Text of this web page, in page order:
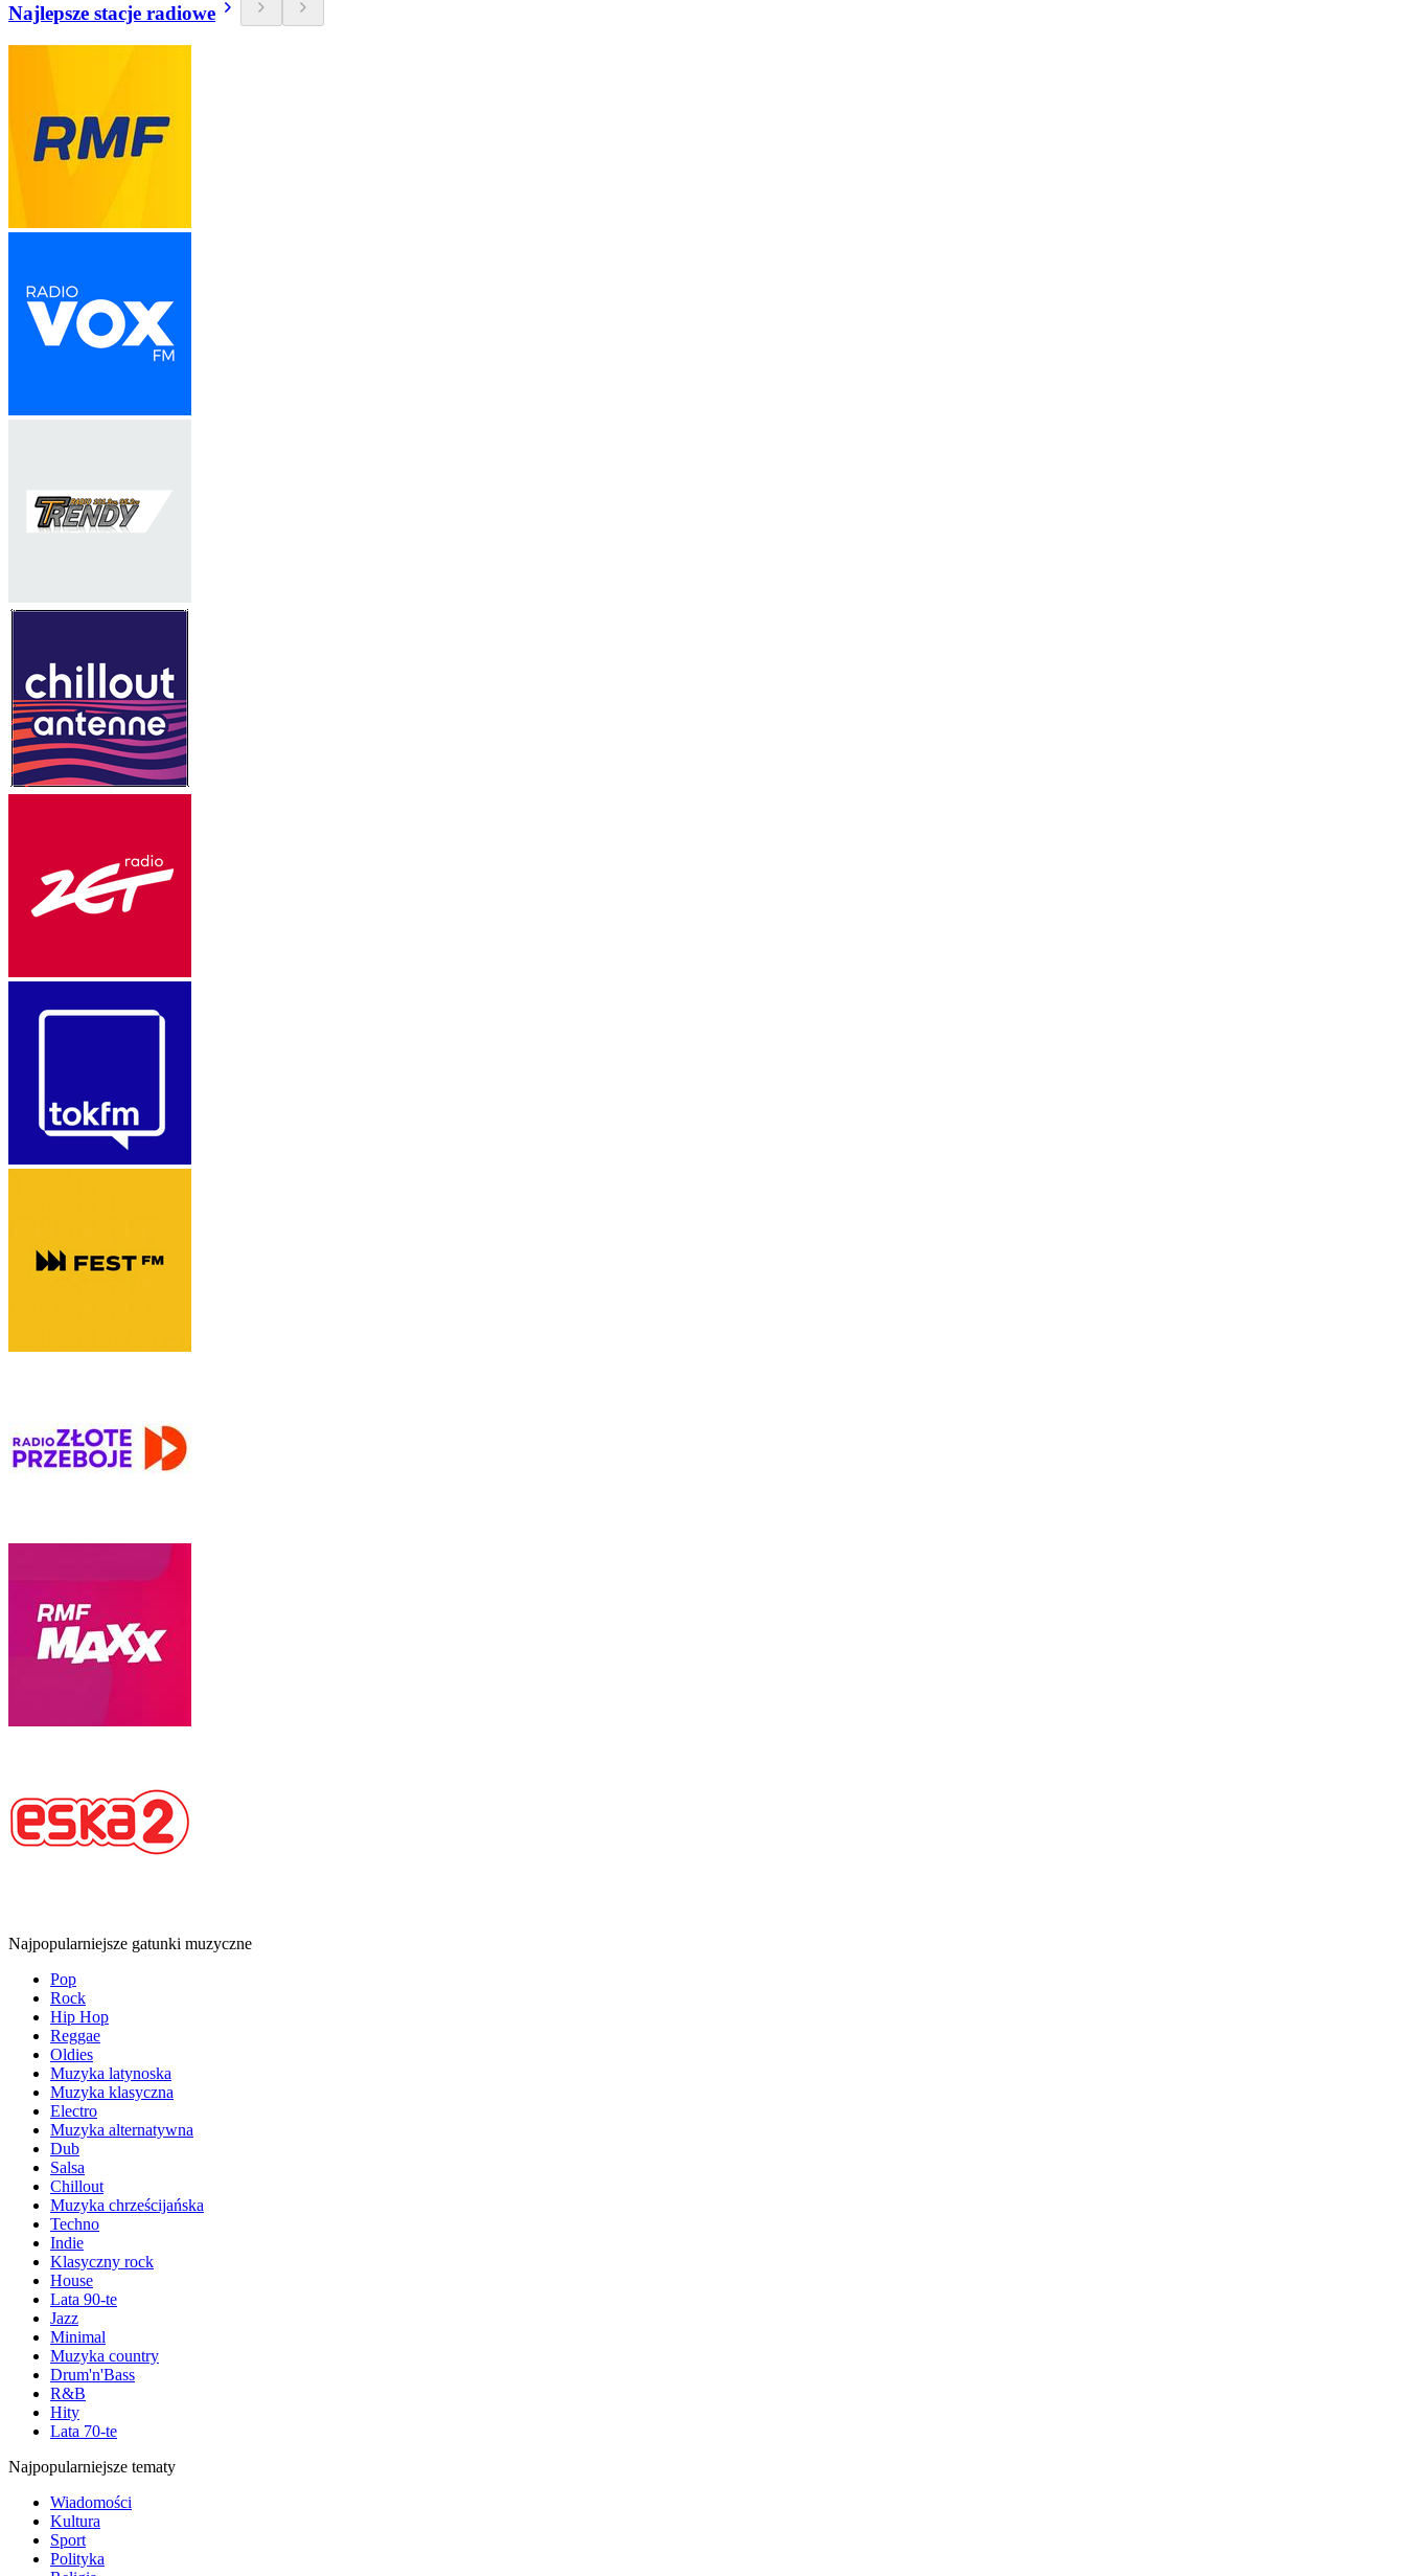
Najlepsze stacje radiowe
Najpopularniejsze gatunki muzyczne
Pop
Rock
Hip Hop
Reggae
Oldies
Muzyka latynoska
Muzyka klasyczna
Electro
Muzyka alternatywna
Dub
Salsa
Chillout
Muzyka chrześcijańska
Techno
Indie
Klasyczny rock
House
Lata 90-te
Jazz
Minimal
Muzyka country
Drum'n'Bass
R&B
Hity
Lata 70-te
Najpopularniejsze tematy
Wiadomości
Kultura
Sport
Polityka